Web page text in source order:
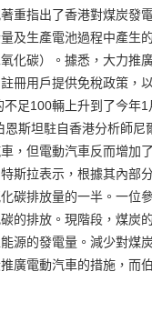
重指出了香港對煤炭發
及生產電池過程中產生
化碳）。據悉，大力推
冊用戶提供免稅政策，
不足100輛上升到了今年
恩斯坦駐自香港分析師
，但電動汽車反而增加
斯拉表示，根據其內部
碳排放量的一半。一位
的排放。現階段，煤炭
源的發電量。減少對煤
廣電動汽車的措施，而